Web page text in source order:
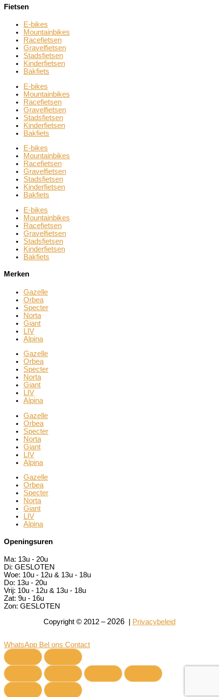
Fietsen
E-bikes
Mountainbikes
Racefietsen
Gravelfietsen
Stadsfietsen
Kinderfietsen
Bakfiets
E-bikes
Mountainbikes
Racefietsen
Gravelfietsen
Stadsfietsen
Kinderfietsen
Bakfiets
E-bikes
Mountainbikes
Racefietsen
Gravelfietsen
Stadsfietsen
Kinderfietsen
Bakfiets
E-bikes
Mountainbikes
Racefietsen
Gravelfietsen
Stadsfietsen
Kinderfietsen
Bakfiets
Merken
Gazelle
Orbea
Specter
Norta
Giant
LIV
Alpina
Gazelle
Orbea
Specter
Norta
Giant
LIV
Alpina
Gazelle
Orbea
Specter
Norta
Giant
LIV
Alpina
Gazelle
Orbea
Specter
Norta
Giant
LIV
Alpina
Openingsuren
Ma: 13u - 20u
Di: GESLOTEN
Woe: 10u - 12u & 13u - 18u
Do: 13u - 20u
Vrij: 10u - 12u & 13u - 18u
Zat: 9u - 16u
Zon: GESLOTEN
Copyright © 2012 – 2026 Privacybeleid
WhatsApp Bel ons Contact